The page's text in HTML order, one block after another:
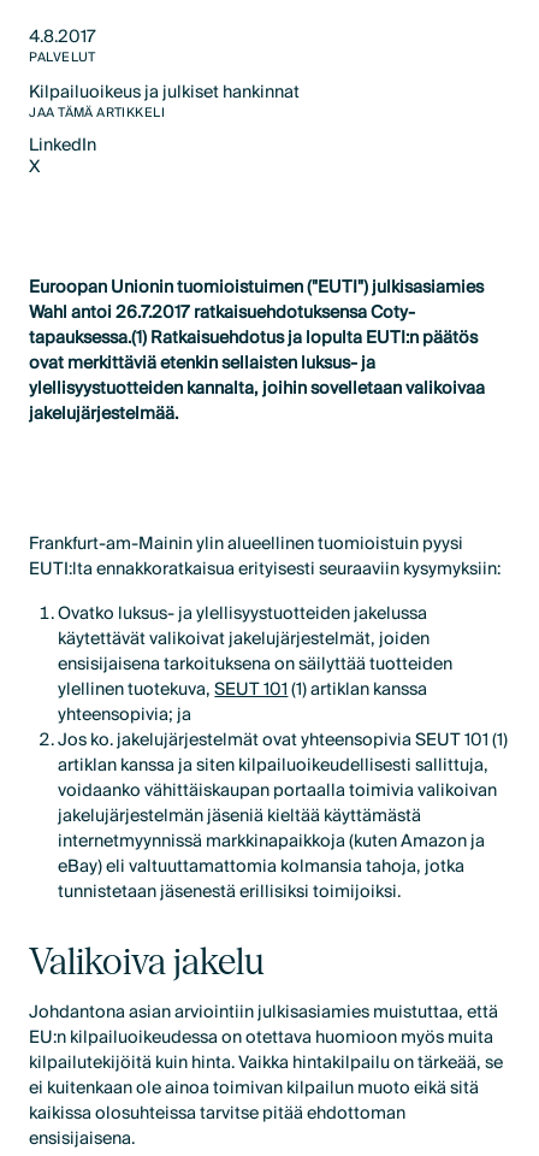
4.8.2017
PALVELUT
Kilpailuoikeus ja julkiset hankinnat
Text Link
JAA TÄMÄ ARTIKKELI
LinkedIn
LinkedIn
X
Euroopan Unionin tuomioistuimen ("EUTI") julkisasiamies
Wahl antoi 26.7.2017 ratkaisuehdotuksensa Coty-
tapauksessa.(1) Ratkaisuehdotus ja lopulta EUTI:n päätös
ovat merkittäviä etenkin sellaisten luksus- ja
ylellisyystuotteiden kannalta, joihin sovelletaan valikoivaa
jakelujärjestelmää.
Frankfurt-am-Mainin ylin alueellinen tuomioistuin pyysi
EUTI:lta ennakkoratkaisua erityisesti seuraaviin kysymyksiin:
Ovatko luksus- ja ylellisyystuotteiden jakelussa
käytettävät valikoivat jakelujärjestelmät, joiden
ensisijaisena tarkoituksena on säilyttää tuotteiden
ylellinen tuotekuva,SEUT 101(1) artiklan kanssa
yhteensopivia; ja
Jos ko. jakelujärjestelmät ovat yhteensopivia SEUT 101 (1)
artiklan kanssa ja siten kilpailuoikeudellisesti sallittuja,
voidaanko vähittäiskaupan portaalla toimivia valikoivan
jakelujärjestelmän jäseniä kieltää käyttämästä
internetmyynnissä markkinapaikkoja (kuten Amazon ja
eBay) eli valtuuttamattomia kolmansia tahoja, jotka
tunnistetaan jäsenestä erillisiksi toimijoiksi.
Valikoiva jakelu
Johdantona asian arviointiin julkisasiamies muistuttaa, että
EU:n kilpailuoikeudessa on otettava huomioon myös muita
kilpailutekijöitä kuin hinta. Vaikka hintakilpailu on tärkeää, se
ei kuitenkaan ole ainoa toimivan kilpailun muoto eikä sitä
kaikissa olosuhteissa tarvitse pitää ehdottoman
ensisijaisena.